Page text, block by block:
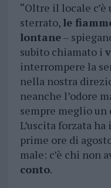
“Oltre il locale
sterrato, le
lontane–
subito chiamato i
interrompere la
nella nostra
neanche l’odore
sempre meglio un
L’uscita forzata
prime ore di
male: c’è chi non
conto.